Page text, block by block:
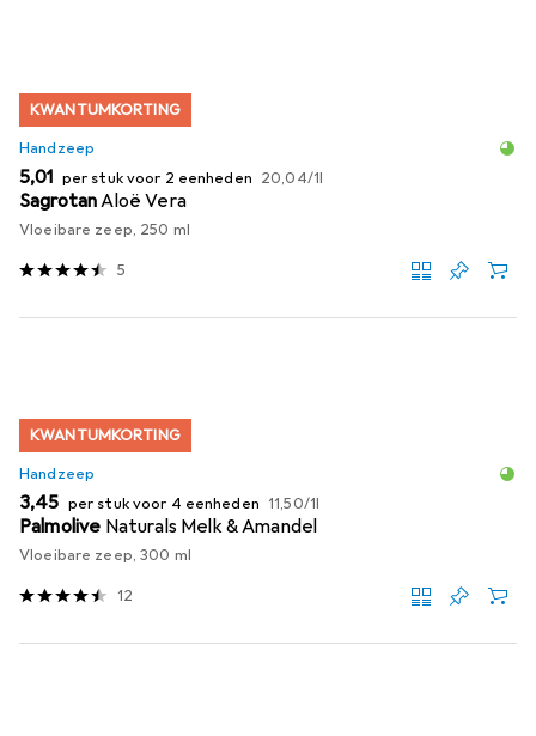
KWANTUMKORTING
Handzeep
EUR
5,01 per stuk voor 2 eenheden EUR
20,04/1l
SagrotanAloë Vera
Vloeibare zeep, 250 ml
5
KWANTUMKORTING
Handzeep
EUR
3,45 per stuk voor 4 eenheden EUR
11,50/1l
Palmolive Naturals Melk & Amandel
Vloeibare zeep, 300 ml
12